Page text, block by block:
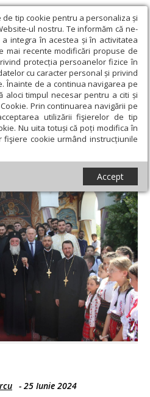
tip cookie pentru a personaliza și
ul nostru. Te informăm că ne-
integra în acestea și în activitatea
mai recente modificări propuse de
protecția persoanelor fizice în
cu caracter personal și privind
Înainte de a continua navigarea pe
aloci timpul necesar pentru a citi și
Prin continuarea navigării pe
utilizării fişierelor de tip
Nu uita totuși că poți modifica în
fişiere cookie urmând instrucțiunile
Accept
› Știri › Congresul Tinerilor
Ortodocși din
- 25 Iunie 2024